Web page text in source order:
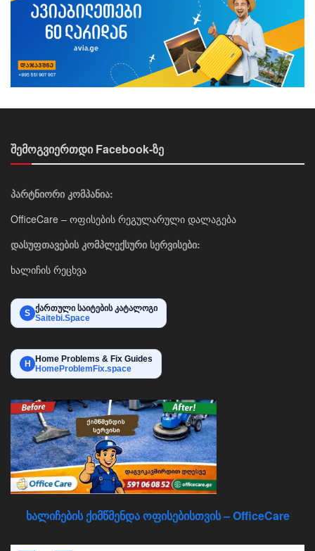
შემოგვიერთდი Facebook-ზე
პარტნიორი კომპანია:
OfficeCare – ოფისების რეგულარული დალაგება
დასუფთავების კომპლექსური სერვისები:
ხალიჩის რეცხვა
S ქართული საიტების კატალოგი
Saitebi.Space
H
Home Problems & Fix Guides
HomeProblemFix.space
ხალიჩების ქიმწმენდა ოფისებისთვის – OfficeCare